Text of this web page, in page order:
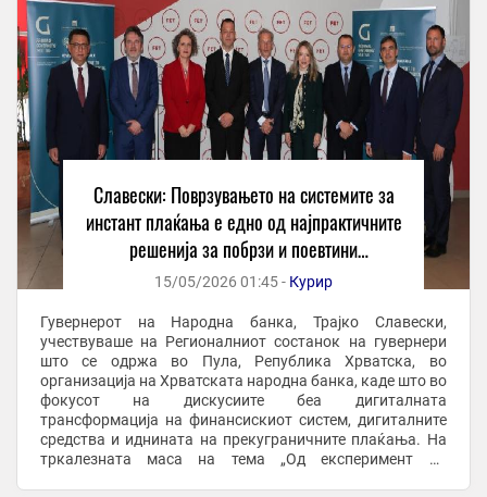
Славески: Поврзувањето на системите за
инстант плаќања е едно од најпрактичните
решенија за побрзи и поевтини
прекугранични плаќања
15/05/2026 01:45 - Курир
Гувернерот на Народна банка, Трајко Славески,
учествуваше на Регионалниот состанок на гувернери
што се одржа во Пула, Република Хрватска, во
организација на Хрватската народна банка, каде што во
фокусот на дискусиите беа дигиталната
трансформација на финансискиот систем, дигиталните
средства и иднината на прекуграничните плаќања. На
тркалезната маса на тема „Од експеримент до